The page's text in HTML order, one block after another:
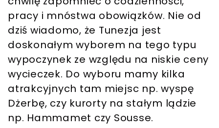
pracy i mnóstwa obowiązków. Nie od
dziś wiadomo, że Tunezja jest
doskonałym wyborem na tego typu
wypoczynek ze względu na niskie ceny
wycieczek. Do wyboru mamy kilka
atrakcyjnych tam miejsc np. wyspę
Dżerbę, czy kurorty na stałym lądzie
np. Hammamet czy Sousse.